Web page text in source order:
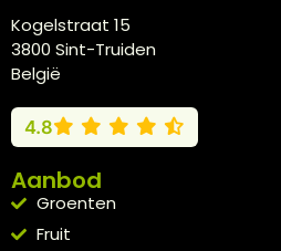
Kogelstraat 15
3800 Sint-Truiden
België
4.8
Aanbod
Groenten
Fruit